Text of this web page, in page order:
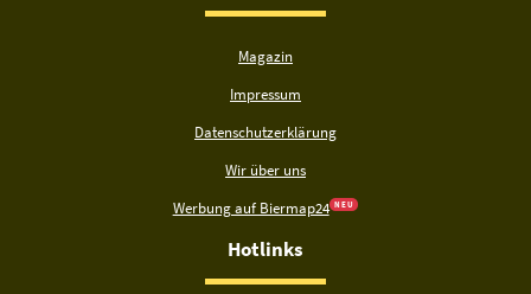
Magazin
Impressum
Datenschutzerklärung
Wir über uns
Werbung auf Biermap24 N E U
Hotlinks